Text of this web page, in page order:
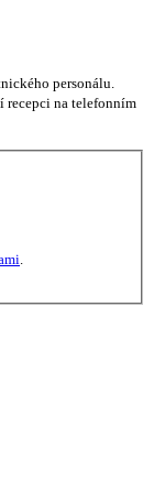
personálu.
recepci na telefonním